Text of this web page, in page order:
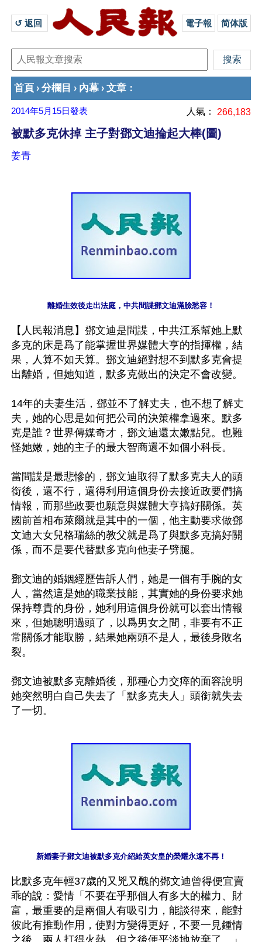
↺ 返回 電子報 简体版
首頁 › 分欄目 › 內幕 › 文章 ：
2014年5月15日發表 人氣： 266,183
被默多克休掉 主子對鄧文迪掄起大棒(圖)
姜青
離婚生效後走出法庭，中共間諜鄧文迪滿臉愁容！
【人民報消息】鄧文迪是間諜，中共江系幫她上默
多克的床是爲了能掌握世界媒體大亨的指揮權，結
果，人算不如天算。鄧文迪絕對想不到默多克會提
出離婚，但她知道，默多克做出的決定不會改變。
14年的夫妻生活，鄧並不了解丈夫，也不想了解丈
夫，她的心思是如何把公司的決策權拿過來。默多
克是誰？世界傳媒奇才，鄧文迪還太嫩點兒。也難
怪她嫩，她的主子的最大智商還不如個小科長。
當間諜是最悲慘的，鄧文迪取得了默多克夫人的頭
銜後，還不行，還得利用這個身份去接近政要們搞
情報，而那些政要也願意與媒體大亨搞好關係。英
國前首相布萊爾就是其中的一個，他主動要求做鄧
文迪大女兒格瑞絲的教父就是爲了與默多克搞好關
係，而不是要代替默多克向他妻子劈腿。
鄧文迪的婚姻經歷告訴人們，她是一個有手腕的女
人，當然這是她的職業技能，其實她的身份要求她
保持尊貴的身份，她利用這個身份就可以套出情報
來，但她聰明過頭了，以爲男女之間，非要有不正
常關係才能取勝，結果她兩頭不是人，最後身敗名
裂。
鄧文迪被默多克離婚後，那種心力交瘁的面容說明
她突然明白自己失去了「默多克夫人」頭銜就失去
新婚妻子鄧文迪被默多克介紹給英女皇的榮耀永遠不再！
比默多克年輕37歲的又兇又醜的鄧文迪曾得便宜賣
乖的說：愛情「不要在乎那個人有多大的權力、財
富，最重要的是兩個人有吸引力，能談得來，能對
彼此有推動作用，使對方變得更好，不要一見鍾情
之後，兩人打得火熱，但之後便平淡地放棄了。」